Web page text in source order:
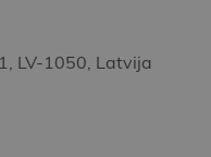
LV-1050, Latvija